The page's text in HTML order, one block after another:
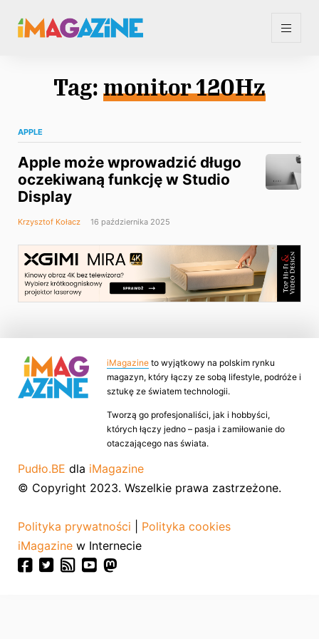
Tag: monitor 120Hz
APPLE
Apple może wprowadzić długo
oczekiwaną funkcję w Studio
Display
Krzysztof Kołacz 16 października 2025
iMagazine to wyjątkowy na polskim rynku
magazyn, który łączy ze sobą lifestyle, podróże i
sztukę ze światem technologii.
Tworzą go profesjonaliści, jak i hobbyści,
których łączy jedno – pasja i zamiłowanie do
otaczającego nas świata.
Pudło.BE dla iMagazine
© Copyright 2023. Wszelkie prawa zastrzeżone.
Polityka prywatności
Polityka cookies
iMagazine w Internecie